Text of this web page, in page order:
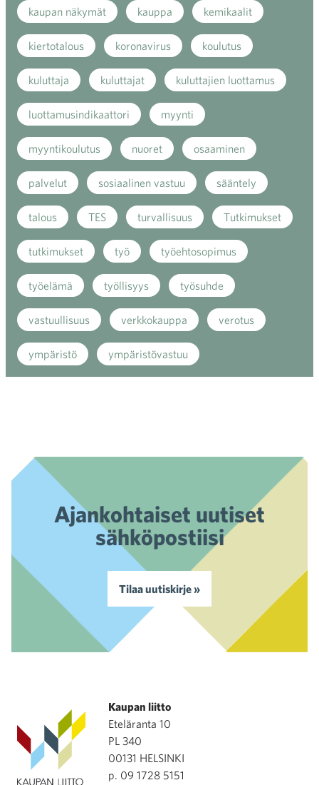
kaupan näkymät kauppa kemikaalit
kiertotalous koronavirus koulutus
kuluttaja kuluttajat kuluttajien luottamus
luottamusindikaattori myynti
myyntikoulutus nuoret osaaminen
palvelut sosiaalinen vastuu sääntely
talous TES turvallisuus Tutkimukset
tutkimukset työ työehtosopimus
työelämä työllisyys työsuhde
vastuullisuus verkkokauppa verotus
ympäristö ympäristövastuu
Ajankohtaiset uutiset
sähköpostiisi
Tilaa uutiskirje »
Kaupan liitto
Eteläranta 10
PL 340
00131 HELSINKI
p. 09 1728 5151